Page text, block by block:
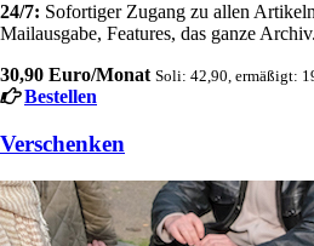
24/7: Sofortiger Zugang zu allen
Mailausgabe, Features, das ganze Archiv.
30,90 Euro/Monat Soli: 42,90, ermäßigt:
Bestellen
Verschenken